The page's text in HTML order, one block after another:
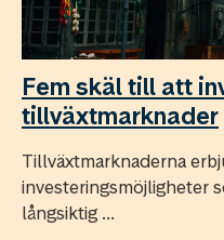
Fem skäl till att
tillväxtmarknader
Tillväxtmarknaderna
investeringsmöjligheter
långsiktig ...